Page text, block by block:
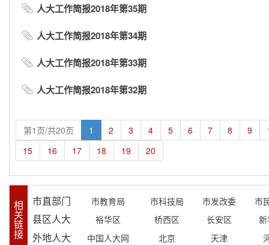
人大工作简报2018年第35期
人大工作简报2018年第34期
人大工作简报2018年第33期
人大工作简报2018年第32期
第1页/共20页 1 2 3 4 5 6 7 8 9
15
16 17 18 19 20
相
关
链
接
市直部门 市教育局 市科技局 市发改委 市
县区人大 裕华区 桥西区 长安区
外地人大 中国人大网 北京 天津